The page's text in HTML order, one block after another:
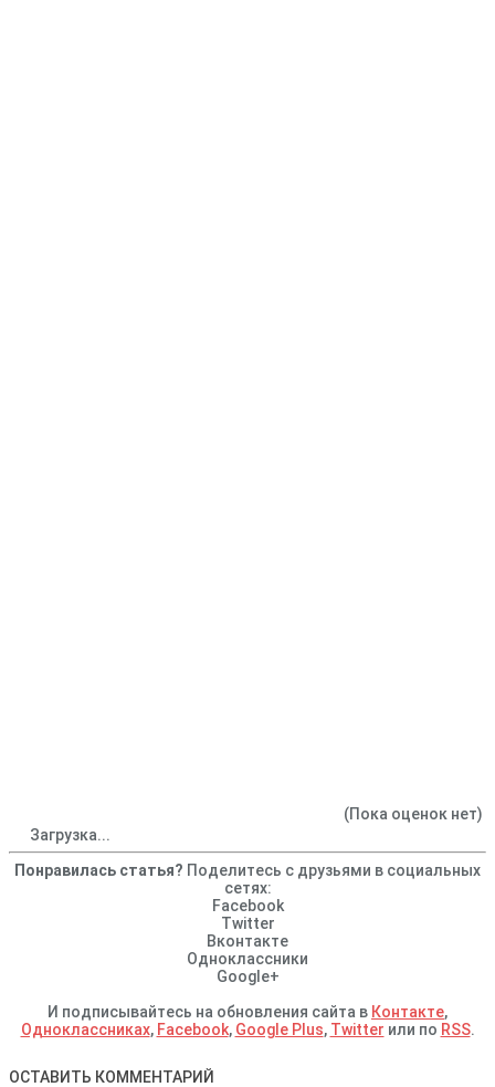
(Пока оценок нет)
Загрузка...
Понравилась статья? Поделитесь с друзьями в социальных
сетях:
Facebook
Twitter
Вконтакте
Одноклассники
Google+
И подписывайтесь на обновления сайта в Контакте,
Одноклассниках, Facebook, Google Plus, Twitter или по RSS.
ОСТАВИТЬ КОММЕНТАРИЙ